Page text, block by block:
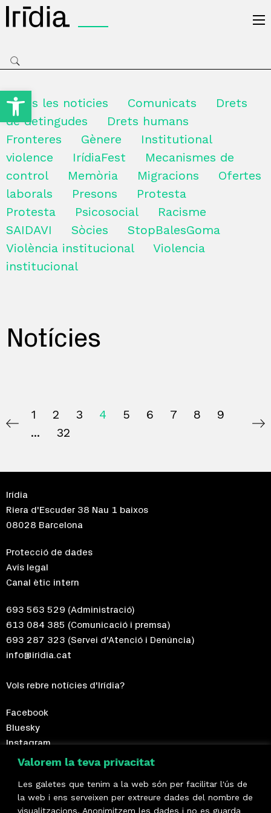
Obre la barra d'eines
Valorem la teva privacitat
Les galetes que tenim a la web són per facilitar l'ús de
la web i ens serveixen per extreure dades del nombre de
visualitzacions. Anonimitzem les dades i no es guarda
Totes les noticies Comunicats
Drets
de detingudes
Drets humans
Fronteres
Gènere
Institutional
violence
IrídiaFest
Mecanismes de
control
Memòria Migracions
Ofertes
laborals
Presons
Protesta
Protesta
Psicosocial
Racisme
SAIDAVI
Sòcies
StopBalesGoma
Violència institucional
Violencia
institucional
Notícies
1 2 3 4 5 6 7 8
9
32
Irídia
Riera d'Escuder 38 Nau 1 baixos
08028 Barcelona
Protecció de dades
Avís legal
Canal ètic intern
693 563 529 (Administració)
613 084 385 (Comunicació i premsa)
693 287 323 (Servei d'Atenció i Denúncia)
info@iridia.cat
Vols rebre notícies d'Irídia?
Facebook
Bluesky
Instagram
Telegram
Fes-te sòcia!